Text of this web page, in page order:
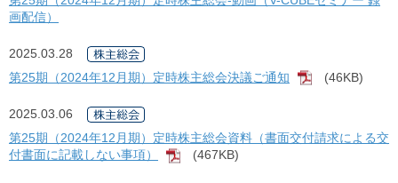
画配信）
2025.03.28
第25期（2024年12月期）定時株主総会決議ご通知
[PDF]
(46KB)
2025.03.06
第25期（2024年12月期）定時株主総会資料（書面交付請求による交
付書面に記載しない事項）
[PDF]
(467KB)